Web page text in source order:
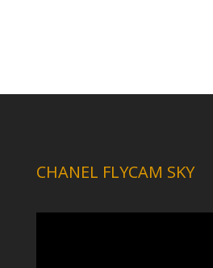
CHANEL FLYCAM SKY